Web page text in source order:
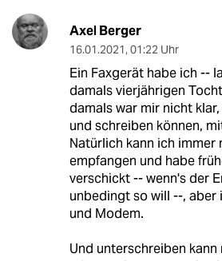
Axel Berger
16.01.2021, 01:22 Uhr
Ein Faxgerät habe ich --
damals vierjährigen
damals war mir nicht
und schreiben können,
Natürlich kann ich immer
empfangen und habe
verschickt -- wenn's der
unbedingt so will --, aber
und Modem.
Und unterschreiben